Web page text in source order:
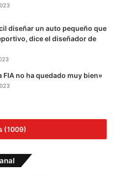
diseñar un auto pequeño que
dice el diseñador de
FIA no ha quedado muy bien»
(1009)